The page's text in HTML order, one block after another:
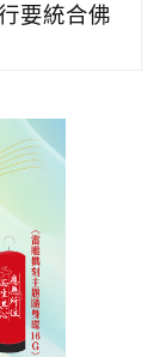
要統合佛